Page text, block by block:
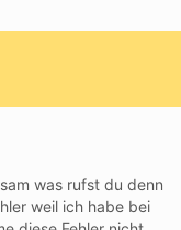
was rufst du denn
weil ich habe bei